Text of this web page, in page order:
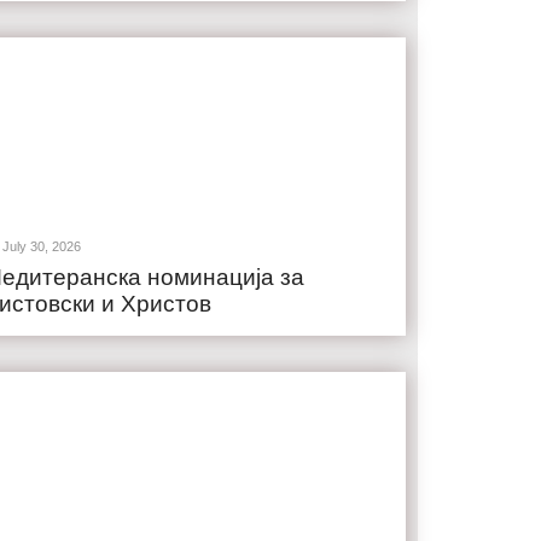
July 30, 2026
номинација за
и Христов